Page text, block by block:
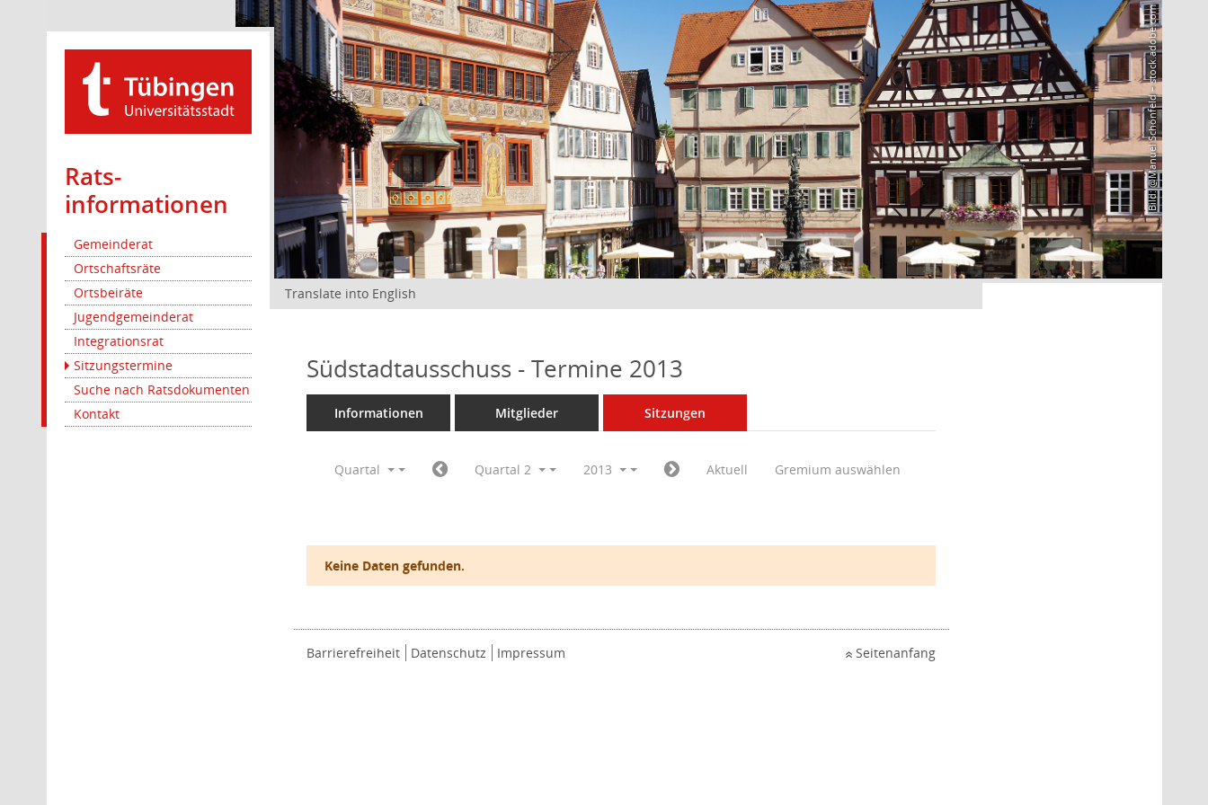
Rats­
informationen
Gemeinderat
Ortschaftsräte
Ortsbeiräte
Jugendgemeinderat
Integrationsrat
Sitzungstermine
Suche nach Ratsdokumenten
Kontakt
Bild: @Manuel Schönfeld – stock.adobe.com
Translate into English
Südstadtausschuss - Termine 2013
Informationen Mitglieder Sitzungen
Quartal Quartal 2 2013 Aktuell Gremium auswählen
Keine Daten gefunden.
Barrierefreiheit Datenschutz Impressum Seitenanfang